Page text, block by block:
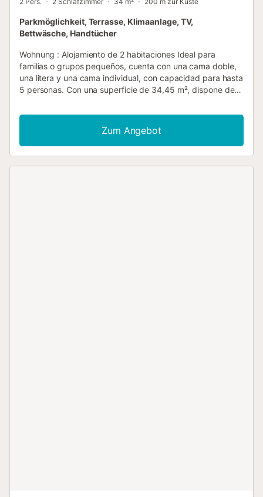
Parkmöglichkeit, Terrasse, Klimaanlage, TV,
Bettwäsche, Handtücher
Wohnung : Alojamiento de 2 habitaciones Ideal para
familias o grupos pequeños, cuenta con una cama doble,
una litera y una cama individual, con capacidad para hasta
5 personas. Con una superficie de 34,45 m², dispone de
completo. La terraza privada está amueblada con sillas de
PVC, perfecta para disfrutar al aire libre. Merkmale der
Ferienwohnung : Kurtaxe (zusätzliche Gebühr) : Tarifs et
paiement sur place Kaffeemaschine : 1 Babybett Anzahl
Zum Angebot